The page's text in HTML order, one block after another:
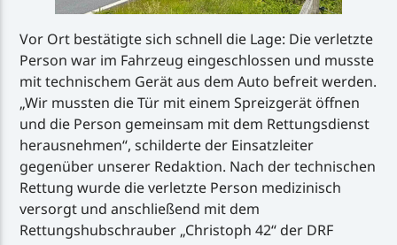
Vor Ort bestätigte sich schnell die Lage: Die verletzte
Person war im Fahrzeug eingeschlossen und musste
mit technischem Gerät aus dem Auto befreit werden.
„Wir mussten die Tür mit einem Spreizgerät öffnen
und die Person gemeinsam mit dem Rettungsdienst
herausnehmen“, schilderte der Einsatzleiter
gegenüber unserer Redaktion. Nach der technischen
Rettung wurde die verletzte Person medizinisch
versorgt und anschließend mit dem
Rettungshubschrauber „Christoph 42“ der DRF